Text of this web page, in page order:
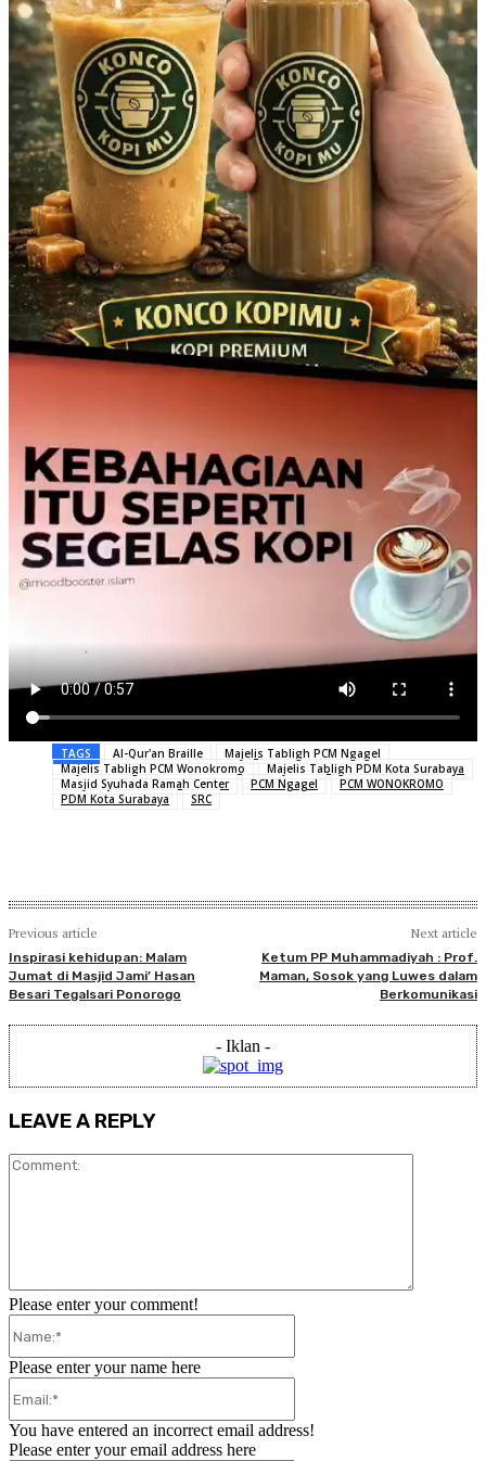
TAGS Al-Qur'an Braille
Majelis Tabligh PCM Ngagel
Majelis Tabligh PCM Wonokromo
Majelis Tabligh PDM Kota Surabaya
Masjid Syuhada Ramah Center
PCM Ngagel
PCM WONOKROMO
PDM Kota Surabaya
SRC
Previous article
Inspirasi kehidupan: Malam
Jumat di Masjid Jami’ Hasan
Besari Tegalsari Ponorogo
Next article
Ketum PP Muhammadiyah : Prof.
Maman, Sosok yang Luwes dalam
Berkomunikasi
- Iklan -
LEAVE A REPLY
Please enter your comment!
Please enter your name here
You have entered an incorrect email address!
Please enter your email address here